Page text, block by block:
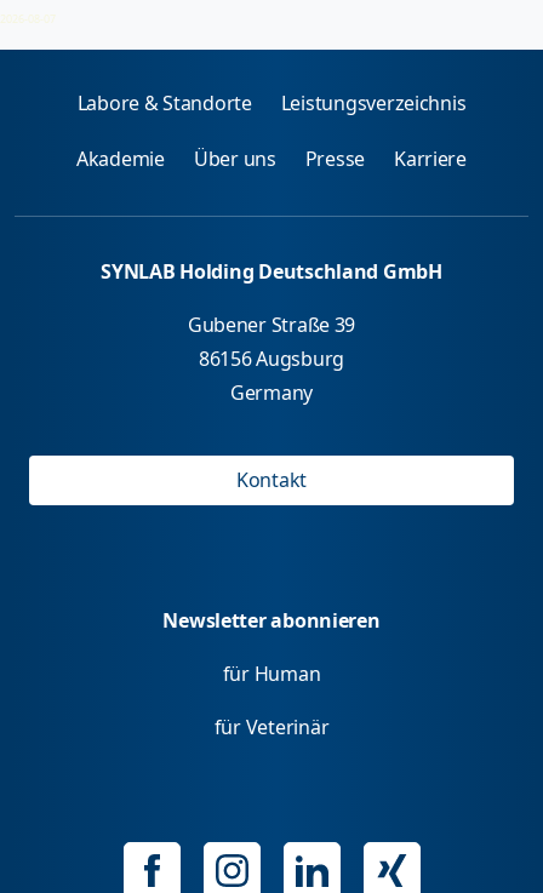
2026-08-07
Labore & Standorte Leistungsverzeichnis
Akademie Über uns Presse Karriere
SYNLAB Holding Deutschland GmbH
Gubener Straße 39
86156 Augsburg
Germany
Kontakt
Newsletter abonnieren
für Human
für Veterinär